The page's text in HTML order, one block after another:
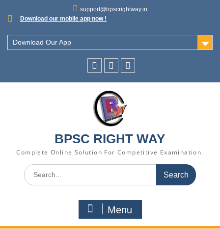
support@bpscrightway.in
Download our mobile app now !
Download Our App
BPSC RIGHT WAY
Complete Online Solution For Competitive Examination.
Menu